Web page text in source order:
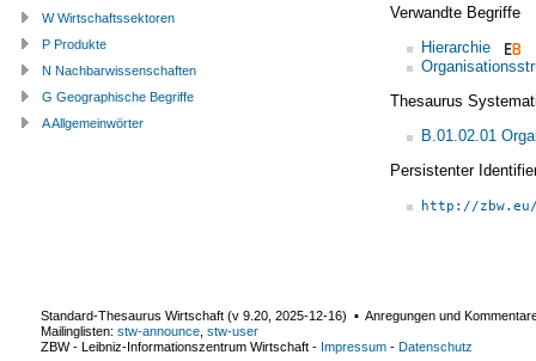
Verwandte Begriffe
Hierarchie
Thesaurus
B.01.02.01
Persistenter
http://
W Wirtschaftssektoren
P Produkte
N Nachbarwissenschaften
G Geographische Begriffe
A Allgemeinwörter
Standard-Thesaurus Wirtschaft (v 9.20 2025-12-16) ▪ Anregungen und
Mailinglisten: stw-announce stw-user
ZBW - Leibniz-Informationszentrum Wirtschaft - Impressum - Datenschutz